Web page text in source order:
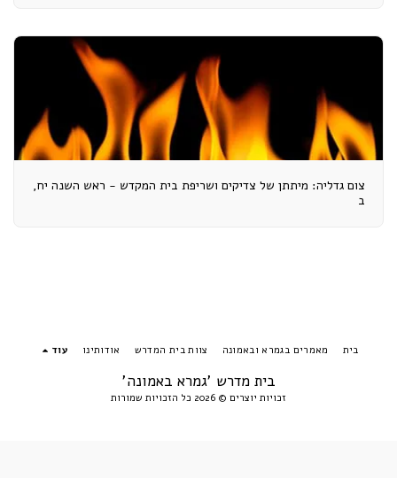
צום גדליה: מיתתן של צדיקים ושריפת בית המקדש - ראש השנה יח,
ב
בית מדרש 'גמרא באמונה'
זכויות יוצרים © 2026 כל הזכויות שמורות
בית מאמרים בגמרא ובאמונה צוות בית המדרש אודותינו עוד